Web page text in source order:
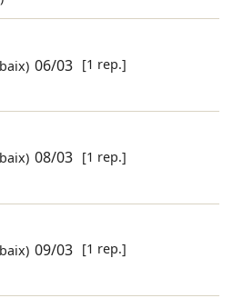
06/03 [1 rep.]
08/03 [1 rep.]
09/03 [1 rep.]